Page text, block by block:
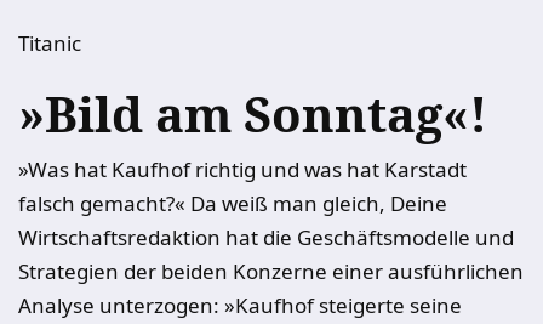
Titanic
»Bild am Sonntag«!
»Was hat Kaufhof richtig und was hat Karstadt
falsch gemacht?« Da weiß man gleich, Deine
Wirtschaftsredaktion hat die Geschäftsmodelle und
Strategien der beiden Konzerne einer ausführlichen
Analyse unterzogen: »Kaufhof steigerte seine